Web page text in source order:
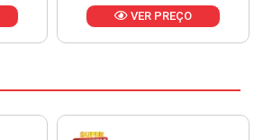
VER PREÇO